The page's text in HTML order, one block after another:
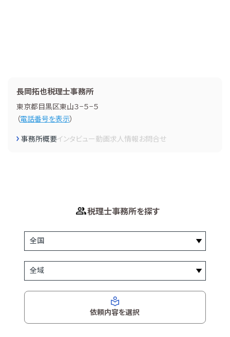
長岡拓也税理士事務所
東京都目黒区東山３−５−５
（電話番号を表示）
事務所概要インタビュー動画求人情報お問合せ
税理士事務所を探す
依頼内容を選択